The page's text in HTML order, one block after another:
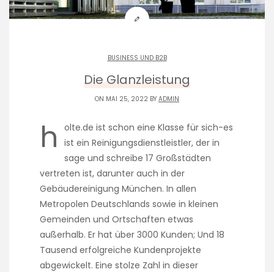
BUSINESS UND B2B
Die Glanzleistung
ON MAI 25, 2022 BY ADMIN
h
olte.de ist schon eine Klasse für sich-es
ist ein Reinigungsdienstleistler, der in
sage und schreibe 17 Großstädten
vertreten ist, darunter auch in der
Gebäudereinigung München. In allen
Metropolen Deutschlands sowie in kleinen
Gemeinden und Ortschaften etwas
außerhalb. Er hat über 3000 Kunden; Und 18
Tausend erfolgreiche Kundenprojekte
abgewickelt. Eine stolze Zahl in dieser